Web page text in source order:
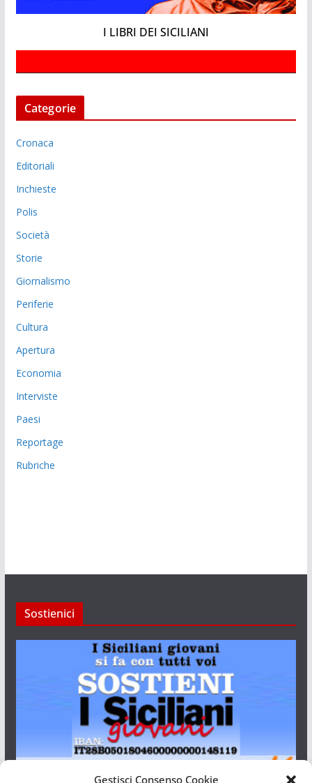
Gestisci Consenso Cookie
I LIBRI DEI SICILIANI
Categorie
Cronaca
Editoriali
Inchieste
Polis
Società
Storie
Giornalismo
Periferie
Cultura
Apertura
Economia
Interviste
Paesi
Reportage
Rubriche
Sostienici